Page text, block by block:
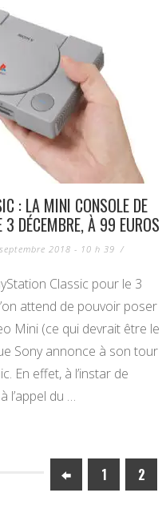
: LA MINI CONSOLE DE
3 DÉCEMBRE, À 99 EUROS
2018 - 10 h 39 /
Classic pour le 3
attend de pouvoir poser
Mini (ce qui devrait être le
Sony annonce à son tour
En effet, à l’instar de
l’appel du …
1 2